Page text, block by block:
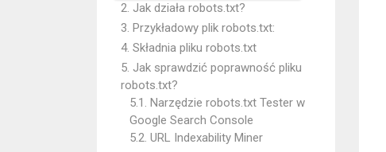
2. Jak działa robots.txt?
3. Przykładowy plik robots.txt:
4. Składnia pliku robots.txt
5. Jak sprawdzić poprawność pliku
robots.txt?
5.1. Narzędzie robots.txt Tester w
Google Search Console
5.2. URL Indexability Miner